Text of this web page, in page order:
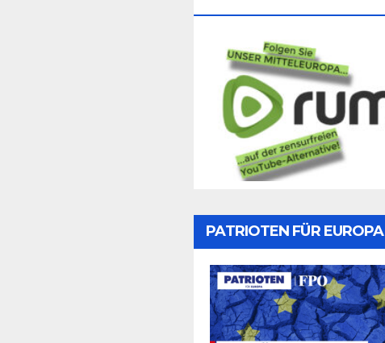
PATRIOTEN FÜR EUROPA